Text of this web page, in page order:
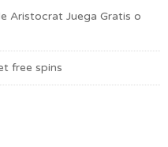
Aristocrat Juega Gratis o
free spins